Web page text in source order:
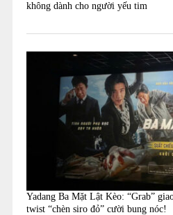
không dành cho người yếu tim
Yadang Ba Mặt Lật Kèo: “Grab”
twist “chèn siro đỏ” cười bung nóc!